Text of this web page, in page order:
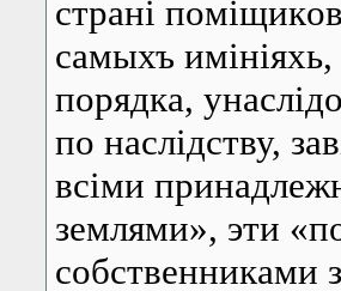
страні
самыхъ
порядка,
по наслідству,
всіми
землями», эти
собственниками